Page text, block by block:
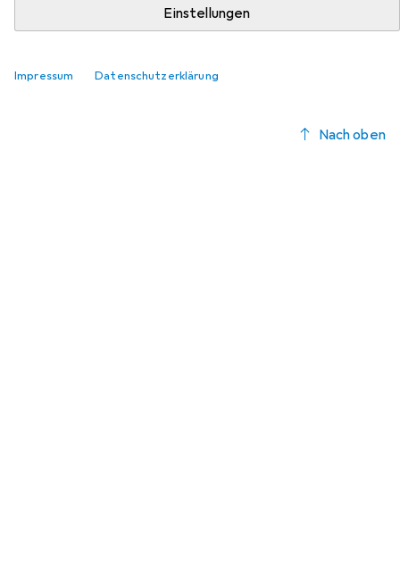
Einstellungen
Impressum Datenschutzerklärung
Nach oben